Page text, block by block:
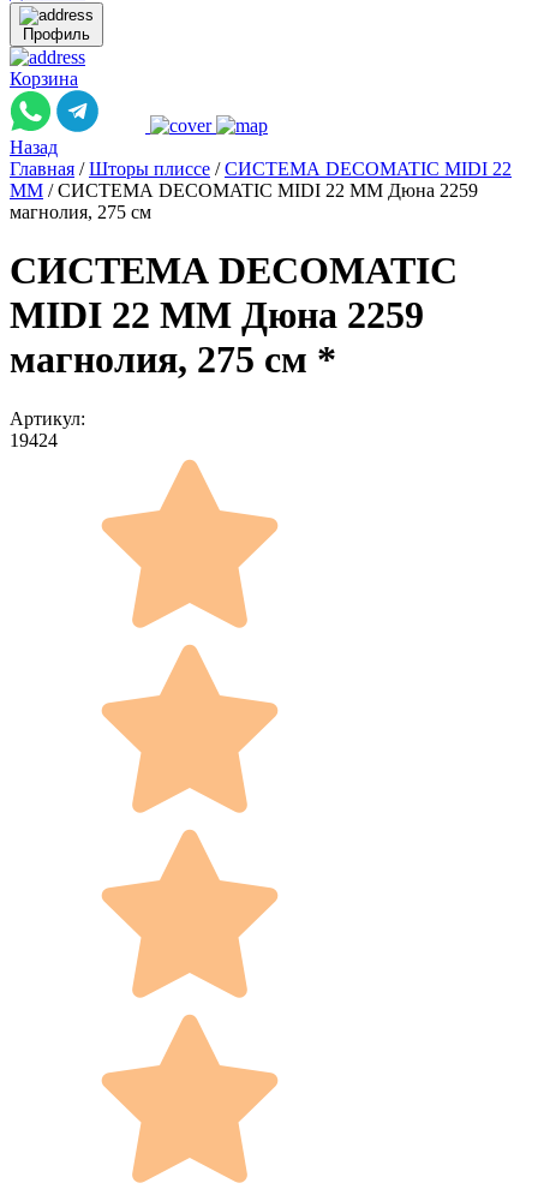
Профиль
Корзина
Назад
Главная / Шторы плиссе / СИСТЕМА DECOMATIC MIDI 22
ММ / СИСТЕМА DECOMATIC MIDI 22 ММ Дюна 2259
магнолия, 275 см
СИСТЕМА DECOMATIC
MIDI 22 ММ Дюна 2259
магнолия, 275 см *
Артикул:
19424